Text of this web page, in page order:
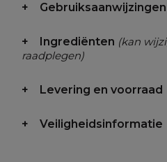
Gebruiksaanwijzingen
Ingrediënten (kan
raadplegen)
Levering en voorraad
Veiligheidsinformatie